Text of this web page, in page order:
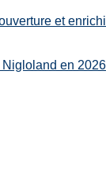
et
en 2026